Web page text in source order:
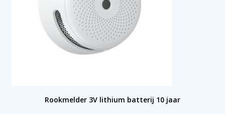
Rookmelder 3V lithium batterij 10 jaar